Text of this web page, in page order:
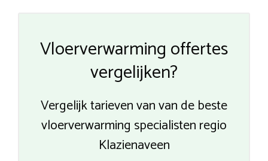
Vloerverwarming offertes
vergelijken?
Vergelijk tarieven van van de beste
vloerverwarming specialisten regio
Klazienaveen